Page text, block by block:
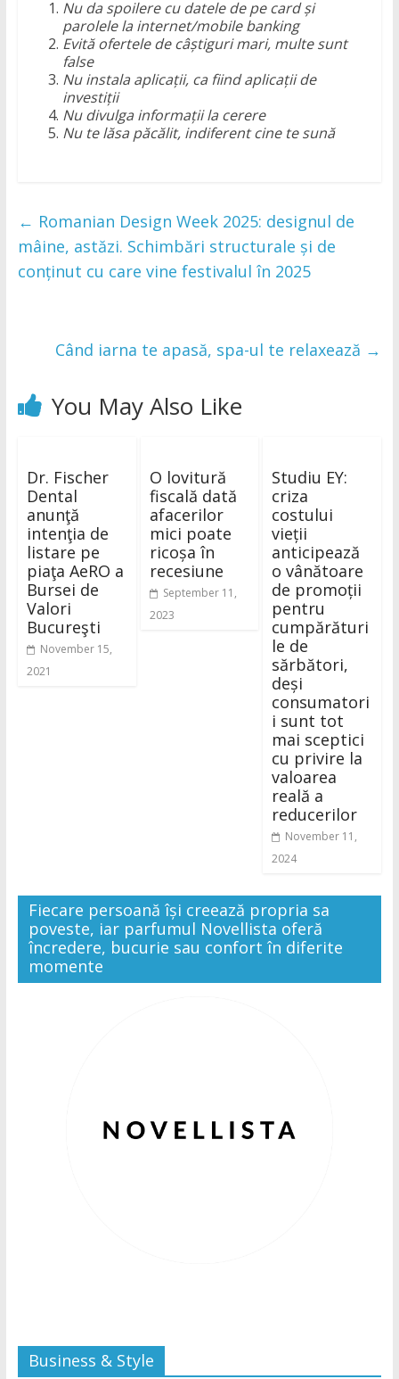
Nu da spoilere cu datele de pe card și
parolele la internet/mobile banking
Evită ofertele de câștiguri mari, multe sunt
false
Nu instala aplicații, ca fiind aplicații de
investiții
Nu divulga informații la cerere
Nu te lăsa păcălit, indiferent cine te sună
← Romanian Design Week 2025: designul de
mâine, astăzi. Schimbări structurale și de
conținut cu care vine festivalul în 2025
Când iarna te apasă, spa-ul te relaxează →
You May Also Like
Dr. Fischer
Dental
anunţă
intenţia de
listare pe
piaţa AeRO a
Bursei de
Valori
Bucureşti
November 15,
2021
O lovitură
fiscală dată
afacerilor
mici poate
ricoșa în
recesiune
September 11,
2023
Studiu EY:
criza
costului
vieții
anticipează
o vânătoare
de promoții
pentru
cumpărături
le de
sărbători,
deși
consumatori
i sunt tot
mai sceptici
cu privire la
valoarea
reală a
reducerilor
November 11,
2024
Fiecare persoană își creează propria sa
poveste, iar parfumul Novellista oferă
încredere, bucurie sau confort în diferite
momente
Business & Style